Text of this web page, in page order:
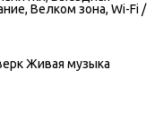
Велком зона, Wi-Fi /
Живая музыка